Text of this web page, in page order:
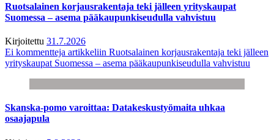
Ruotsalainen korjausrakentaja teki jälleen yrityskaupat
Suomessa – asema pääkaupunkiseudulla vahvistuu
Kirjoitettu 31.7.2026
Ei kommentteja artikkeliin Ruotsalainen korjausrakentaja teki jälleen
yrityskaupat Suomessa – asema pääkaupunkiseudulla vahvistuu
Skanska-pomo varoittaa: Datakeskustyömaita uhkaa
osaajapula